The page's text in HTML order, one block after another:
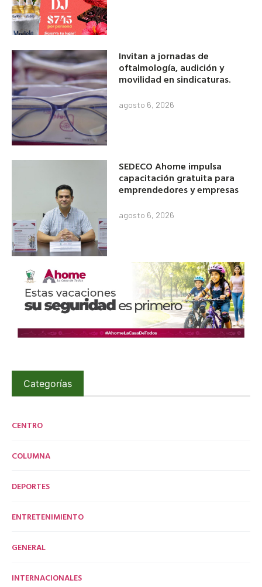
Invitan a jornadas de
oftalmología, audición y
movilidad en sindicaturas.
agosto 6, 2026
SEDECO Ahome impulsa
capacitación gratuita para
emprendedores y empresas
agosto 6, 2026
Categorías
CENTRO
COLUMNA
DEPORTES
ENTRETENIMIENTO
GENERAL
INTERNACIONALES